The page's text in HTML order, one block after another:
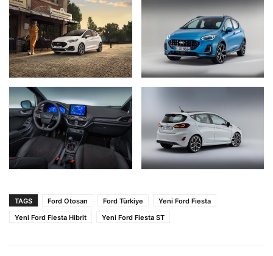
TAGS Ford Otosan Ford Türkiye
Yeni Ford Fiesta
Yeni Ford Fiesta Hibrit
Yeni Ford Fiesta ST